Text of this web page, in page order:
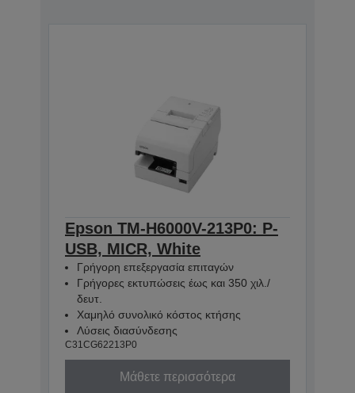
Epson TM-H6000V-213P0: P-
USB, MICR, White
Γρήγορη επεξεργασία επιταγών
Γρήγορες εκτυπώσεις έως και 350 χιλ./
δευτ.
Χαμηλό συνολικό κόστος κτήσης
Λύσεις διασύνδεσης
C31CG62213P0
Μάθετε περισσότερα